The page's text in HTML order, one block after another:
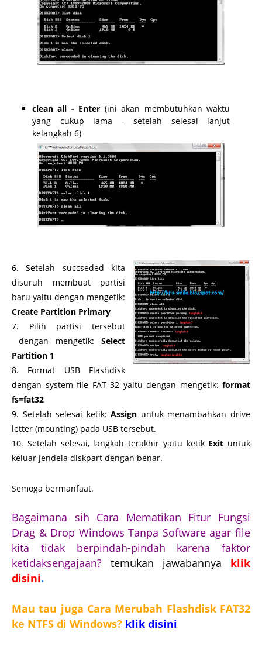
clean all - Enter (ini akan membutuhkan waktu
yang cukup lama - setelah selesai lanjut
kelangkah 6)
6. Setelah succseded kita
disuruh membuat partisi
baru yaitu dengan mengetik:
Create Partition Primary
7. Pilih partisi tersebut
dengan mengetik: Select
Partition 1
8. Format USB Flashdisk
dengan system file FAT 32 yaitu dengan mengetik: format
fs=fat32
9. Setelah selesai ketik:Assign untuk menambahkan drive
letter (mounting) pada USB tersebut.
10. Setelah selesai, langkah terakhir yaitu ketikExit untuk
keluar jendela diskpart dengan benar.
Semoga bermanfaat.
Bagaimana sih Cara Mematikan Fitur Fungsi
Drag & Drop Windows Tanpa Software agar file
kita tidak berpindah-pindah karena faktor
ketidaksengajaan? temukan jawabannya klik
disini.
Mau tau juga Cara Merubah Flashdisk FAT32
ke NTFS di Windows? klik disini